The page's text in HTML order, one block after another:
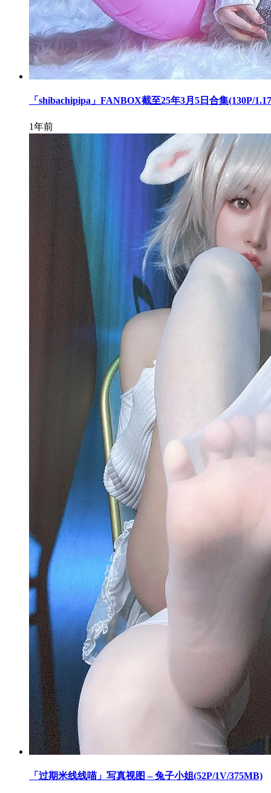
「shibachipipa」FANBOX截至25年3月5日合集(130P/
1年前
「过期米线线喵」写真视图 – 兔子小姐(52P/1V/375MB)